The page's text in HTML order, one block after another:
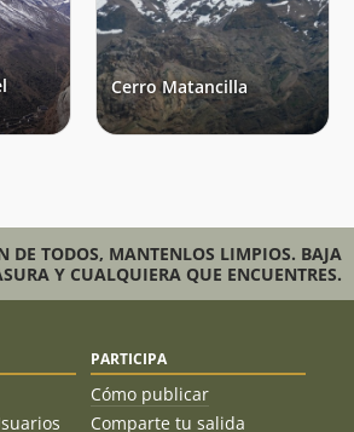
Cerro Matancilla
DE TODOS, MANTENLOS LIMPIOS. BAJA
Y CUALQUIERA QUE ENCUENTRES.
PARTICIPA
Cómo publicar
Comparte tu salida